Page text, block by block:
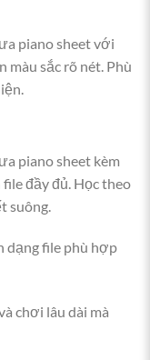
piano sheet với
màu sắc rõ nét. Phù
piano sheet kèm
đầy đủ. Học theo
suông.
dạng file phù hợp
chơi lâu dài mà